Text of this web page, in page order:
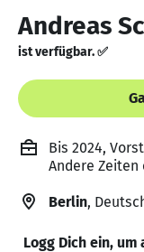
Andreas
ist verfügbar. ✅
Bis 2024,
Andere Zeiten
Berlin,
Logg Dich ein,